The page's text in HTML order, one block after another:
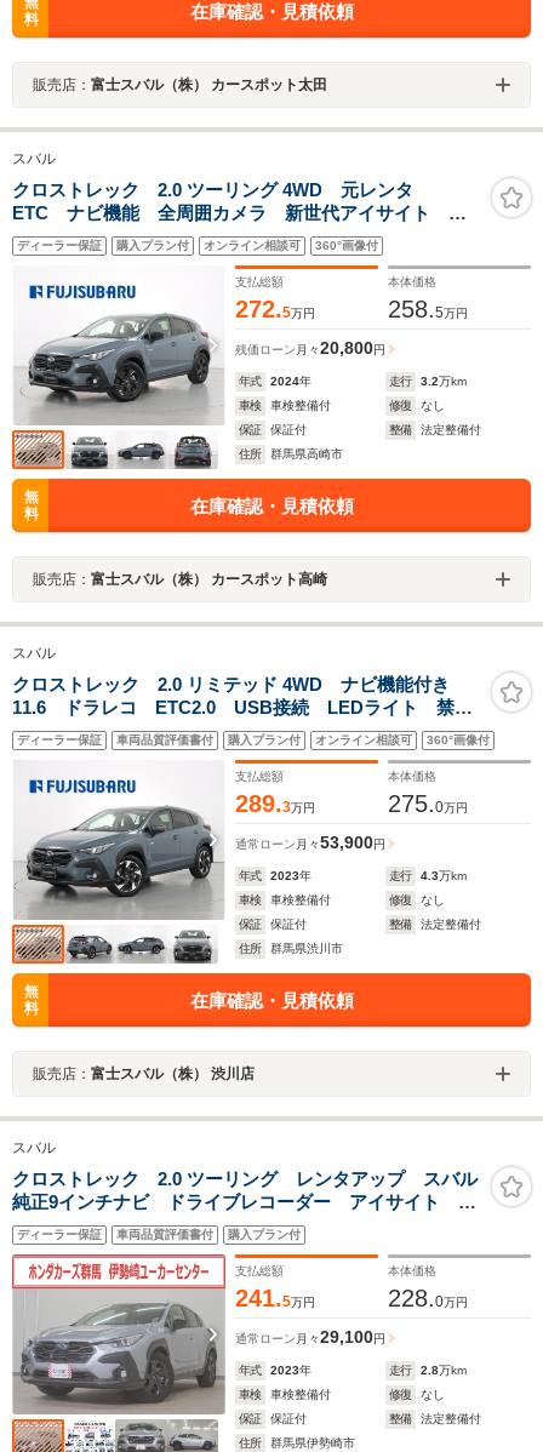
料
在庫確認・見積依頼
販売店： 富士スバル（株） カースポット太田
スバル
クロストレック 2.0 ツーリング 4WD 元レンタ
ETC ナビ機能 全周囲カメラ 新世代アイサイト 後
側方センサー LEDヘッドランプ 運転席&助手席パワー
シート ステアリング&フロントシートヒーター ナビ機
能 カーゴステップパネル(樹脂)
ディーラー保証 購入プラン付 オンライン相談可 360°画像付
支払総額
272.5万円
本体価格
258.5万円
残価ローン 月々20,800円
年式 2024年 走行 3.2万km
車検
車検整備付 修復
なし
保証
保証付 整備
法定整備付
住所
群馬県高崎市
無
料
在庫確認・見積依頼
販売店： 富士スバル（株） カースポット高崎
スバル
クロストレック 2.0 リミテッド 4WD ナビ機能付き
11.6 ドラレコ ETC2.0 USB接続 LEDライト 禁
煙 電動格納ミラー 衝突安全ボディ パワーシート
VDC オートライト 4WD ETC2.0 寒冷地仕様 シ-
トヒ-タ-
ディーラー保証 車両品質評価書付 購入プラン付 オンライン相談可 360°画像付
支払総額
289.3万円
本体価格
275.0万円
通常ローン 月々53,900円
年式 2023年 走行 4.3万km
車検
車検整備付 修復
なし
保証
保証付 整備
法定整備付
住所
群馬県渋川市
無
料
在庫確認・見積依頼
販売店： 富士スバル（株） 渋川店
スバル
クロストレック 2.0 ツーリング レンタアップ スバル
純正9インチナビ ドライブレコーダー アイサイト リ
ヤビークルディテクション アダプティブクルーズコン
トロール ビークルダイナミクスコントロール LEDオ
ートライト
ディーラー保証 車両品質評価書付 購入プラン付
支払総額
241.5万円
本体価格
228.0万円
通常ローン 月々29,100円
年式 2023年 走行 2.8万km
車検
車検整備付 修復
なし
保証
保証付 整備
法定整備付
住所
群馬県伊勢崎市